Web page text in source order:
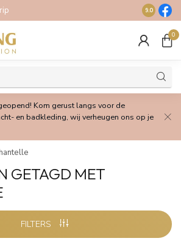
Gratis
9.0
0
Kom gerust langs voor de
en badkleding, wij verheugen ons op je
GETAGD MET
FILTERS